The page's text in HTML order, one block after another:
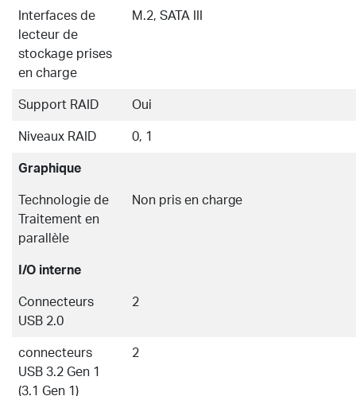
Interfaces de
lecteur de
stockage prises
en charge
M.2, SATA III
Support RAID Oui
Niveaux RAID 0, 1
Graphique
Technologie de
Traitement en
parallèle
Non pris en charge
I/O interne
Connecteurs
USB 2.0
2
connecteurs
USB 3.2 Gen 1
(3.1 Gen 1)
2